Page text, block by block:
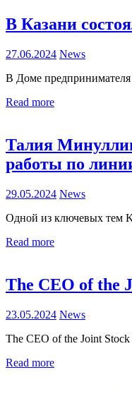
В Казани
27.06.2024 News
В Доме предпринимателя
Read more
Талия
работы по
29.05.2024 News
Одной из ключевых тем
Read more
The CEO of the
23.05.2024 News
The CEO of the Joint
Read more